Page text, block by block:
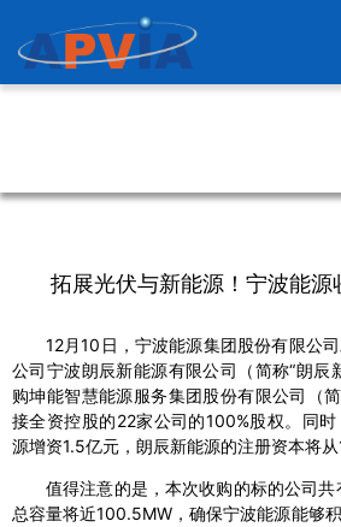
拓展光伏与新能源！宁波能源
12月10日，宁波能源集团股份有限公
公司宁波朗辰新能源有限公司（简称“朗辰
购坤能智慧能源服务集团股份有限公司（
接全资控股的22家公司的100%股权。同
源增资1.5亿元，朗辰新能源的注册资本将从
值得注意的是，本次收购的标的公司共
总容量将近100.5MW，确保宁波能源能够